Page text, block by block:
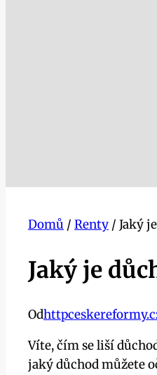
Domů / Renty / Jaký
Jaký je
Od
Víte, čím se liší
jaký důchod můžete